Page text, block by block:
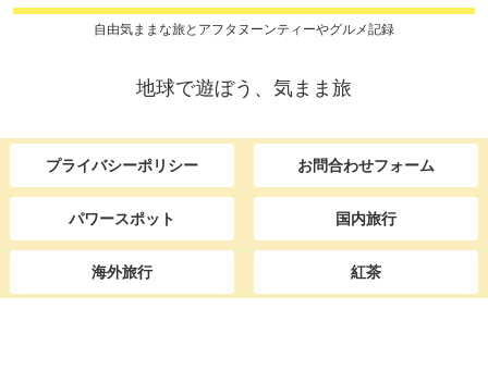
自由気ままな旅とアフタヌーンティーやグルメ記録
地球で遊ぼう、気まま旅
プライバシーポリシー お問合わせフォーム
パワースポット 国内旅行
海外旅行 紅茶